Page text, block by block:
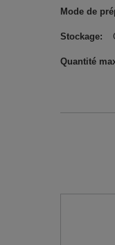
Mode de
Stockage
Quantité